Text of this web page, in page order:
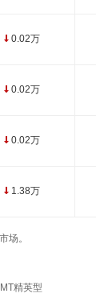
0.02万
0.02万
0.02万
1.38万
场。
精英型